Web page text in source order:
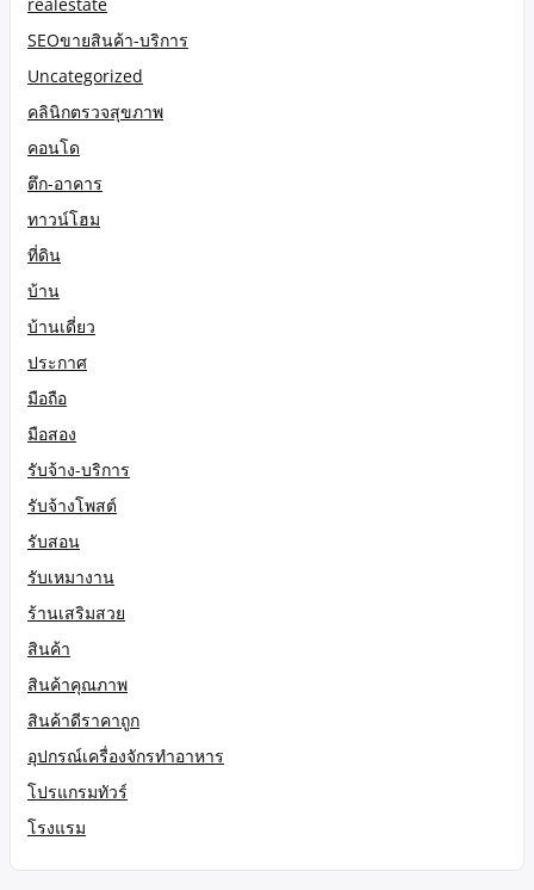
SEOขายสินค้า-บริการ
Uncategorized
คลินิกตรวจสุขภาพ
คอนโด
ตึก-อาคาร
ทาวน์โฮม
ที่ดิน
บ้าน
บ้านเดี่ยว
ประกาศ
มือถือ
มือสอง
รับจ้าง-บริการ
รับจ้างโพสต์
รับสอน
รับเหมางาน
ร้านเสริมสวย
สินค้า
สินค้าคุณภาพ
สินค้าดีราคาถูก
อุปกรณ์เครื่องจักรทำอาหาร
โปรแกรมทัวร์
โรงแรม